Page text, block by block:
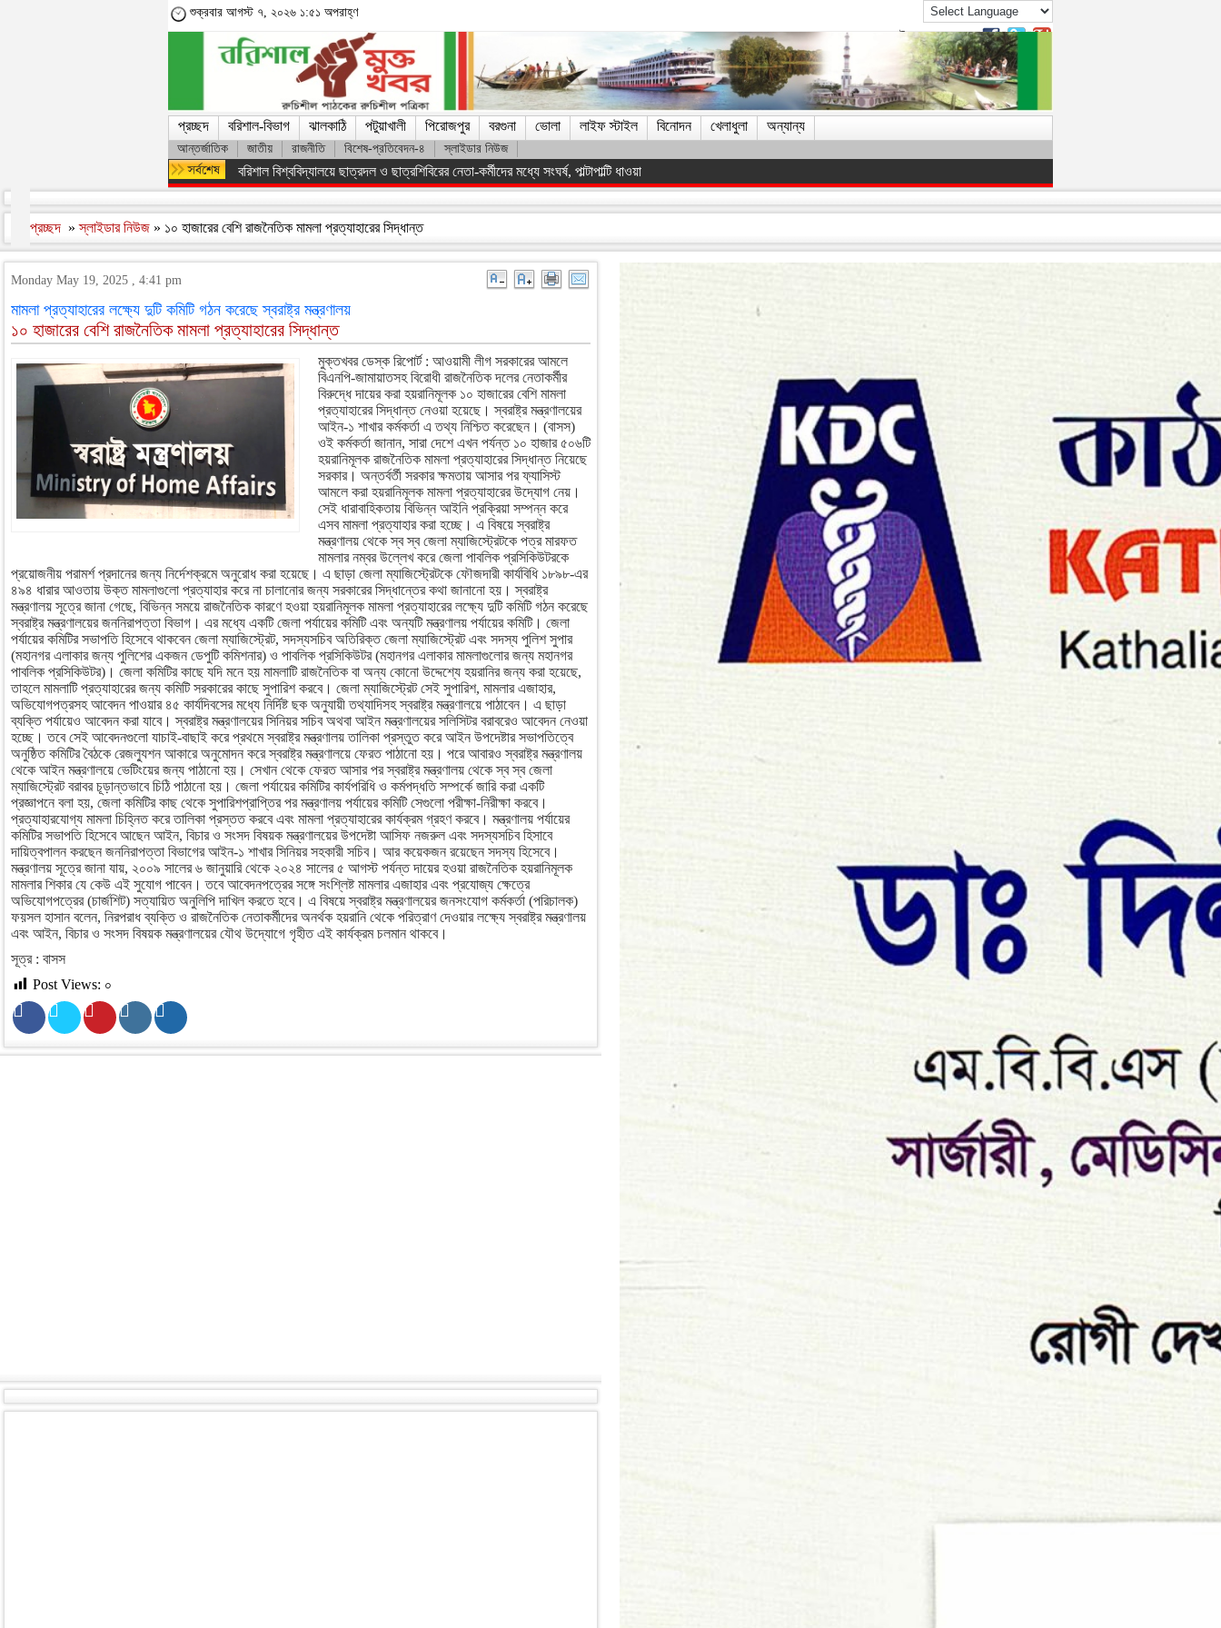
শুক্রবার আগস্ট ৭, ২০২৬ ১:৫১ অপরাহ্ণ
প্রচ্ছদ বরিশাল-বিভাগ ঝালকাঠি পটুয়াখালী পিরোজপুর বরগুনা ভোলা লাইফ স্টাইল বিনোদন খেলাধুলা অন্যান্য
আন্তর্জাতিক জাতীয় রাজনীতি বিশেষ-প্রতিবেদন-৪ স্লাইডার নিউজ
অসংখ্য শহিদের রক্তের বিনিময়ে ফ্যাসিস্ট সরকারকে হটানো সম্ভব হয়েছে : তথ্যমন্ত্রী
প্রচ্ছদ »স্লাইডার নিউজ » ১০ হাজারের বেশি রাজনৈতিক মামলা প্রত্যাহারের সিদ্ধান্ত
Monday May 19, 2025 , 4:41 pm
মামলা প্রত্যাহারের লক্ষ্যে দুটি কমিটি গঠন করেছে স্বরাষ্ট্র মন্ত্রণালয়
১০ হাজারের বেশি রাজনৈতিক মামলা প্রত্যাহারের সিদ্ধান্ত
মুক্তখবর ডেস্ক রিপোর্ট : আওয়ামী লীগ সরকারের আমলে
বিএনপি-জামায়াতসহ বিরোধী রাজনৈতিক দলের নেতাকর্মীর
বিরুদ্ধে দায়ের করা হয়রানিমূলক ১০ হাজারের বেশি মামলা
প্রত্যাহারের সিদ্ধান্ত নেওয়া হয়েছে। স্বরাষ্ট্র মন্ত্রণালয়ের
আইন-১ শাখার কর্মকর্তা এ তথ্য নিশ্চিত করেছেন। (বাসস)
ওই কর্মকর্তা জানান, সারা দেশে এখন পর্যন্ত ১০ হাজার ৫০৬টি
হয়রানিমূলক রাজনৈতিক মামলা প্রত্যাহারের সিদ্ধান্ত নিয়েছে
সরকার। অন্তর্বর্তী সরকার ক্ষমতায় আসার পর ফ্যাসিস্ট
আমলে করা হয়রানিমূলক মামলা প্রত্যাহারের উদ্যোগ নেয়।
সেই ধারাবাহিকতায় বিভিন্ন আইনি প্রক্রিয়া সম্পন্ন করে
এসব মামলা প্রত্যাহার করা হচ্ছে। এ বিষয়ে স্বরাষ্ট্র
মন্ত্রণালয় থেকে স্ব স্ব জেলা ম্যাজিস্ট্রেটকে পত্র মারফত
মামলার নম্বর উল্লেখ করে জেলা পাবলিক প্রসিকিউটরকে
প্রয়োজনীয় পরামর্শ প্রদানের জন্য নির্দেশক্রমে অনুরোধ করা হয়েছে। এ ছাড়া জেলা ম্যাজিস্ট্রেটকে ফৌজদারী কার্যবিধি ১৮৯৮-এর
৪৯৪ ধারার আওতায় উক্ত মামলাগুলো প্রত্যাহার করে না চালানোর জন্য সরকারের সিদ্ধান্তের কথা জানানো হয়। স্বরাষ্ট্র
মন্ত্রণালয় সূত্রে জানা গেছে, বিভিন্ন সময়ে রাজনৈতিক কারণে হওয়া হয়রানিমূলক মামলা প্রত্যাহারের লক্ষ্যে দুটি কমিটি গঠন করেছে
স্বরাষ্ট্র মন্ত্রণালয়ের জননিরাপত্তা বিভাগ। এর মধ্যে একটি জেলা পর্যায়ের কমিটি এবং অন্যটি মন্ত্রণালয় পর্যায়ের কমিটি। জেলা
পর্যায়ের কমিটির সভাপতি হিসেবে থাকবেন জেলা ম্যাজিস্ট্রেট, সদস্যসচিব অতিরিক্ত জেলা ম্যাজিস্ট্রেট এবং সদস্য পুলিশ সুপার
(মহানগর এলাকার জন্য পুলিশের একজন ডেপুটি কমিশনার) ও পাবলিক প্রসিকিউটর (মহানগর এলাকার মামলাগুলোর জন্য মহানগর
পাবলিক প্রসিকিউটর)। জেলা কমিটির কাছে যদি মনে হয় মামলাটি রাজনৈতিক বা অন্য কোনো উদ্দেশ্যে হয়রানির জন্য করা হয়েছে,
তাহলে মামলাটি প্রত্যাহারের জন্য কমিটি সরকারের কাছে সুপারিশ করবে। জেলা ম্যাজিস্ট্রেট সেই সুপারিশ, মামলার এজাহার,
অভিযোগপত্রসহ আবেদন পাওয়ার ৪৫ কার্যদিবসের মধ্যে নির্দিষ্ট ছক অনুযায়ী তথ্যাদিসহ স্বরাষ্ট্র মন্ত্রণালয়ে পাঠাবেন। এ ছাড়া
ব্যক্তি পর্যায়েও আবেদন করা যাবে। স্বরাষ্ট্র মন্ত্রণালয়ের সিনিয়র সচিব অথবা আইন মন্ত্রণালয়ের সলিসিটর বরাবরেও আবেদন নেওয়া
হচ্ছে। তবে সেই আবেদনগুলো যাচাই-বাছাই করে প্রথমে স্বরাষ্ট্র মন্ত্রণালয় তালিকা প্রস্তুত করে আইন উপদেষ্টার সভাপতিত্বে
অনুষ্ঠিত কমিটির বৈঠকে রেজল্যুশন আকারে অনুমোদন করে স্বরাষ্ট্র মন্ত্রণালয়ে ফেরত পাঠানো হয়। পরে আবারও স্বরাষ্ট্র মন্ত্রণালয়
থেকে আইন মন্ত্রণালয়ে ভেটিংয়ের জন্য পাঠানো হয়। সেখান থেকে ফেরত আসার পর স্বরাষ্ট্র মন্ত্রণালয় থেকে স্ব স্ব জেলা
ম্যাজিস্ট্রেট বরাবর চূড়ান্তভাবে চিঠি পাঠানো হয়। জেলা পর্যায়ের কমিটির কার্যপরিধি ও কর্মপদ্ধতি সম্পর্কে জারি করা একটি
প্রজ্ঞাপনে বলা হয়, জেলা কমিটির কাছ থেকে সুপারিশপ্রাপ্তির পর মন্ত্রণালয় পর্যায়ের কমিটি সেগুলো পরীক্ষা-নিরীক্ষা করবে।
প্রত্যাহারযোগ্য মামলা চিহ্নিত করে তালিকা প্রস্তত করবে এবং মামলা প্রত্যাহারের কার্যক্রম গ্রহণ করবে। মন্ত্রণালয় পর্যায়ের
কমিটির সভাপতি হিসেবে আছেন আইন, বিচার ও সংসদ বিষয়ক মন্ত্রণালয়ের উপদেষ্টা আসিফ নজরুল এবং সদস্যসচিব হিসাবে
দায়িত্বপালন করছেন জননিরাপত্তা বিভাগের আইন-১ শাখার সিনিয়র সহকারী সচিব। আর কয়েকজন রয়েছেন সদস্য হিসেবে।
মন্ত্রণালয় সূত্রে জানা যায়, ২০০৯ সালের ৬ জানুয়ারি থেকে ২০২৪ সালের ৫ আগস্ট পর্যন্ত দায়ের হওয়া রাজনৈতিক হয়রানিমূলক
মামলার শিকার যে কেউ এই সুযোগ পাবেন। তবে আবেদনপত্রের সঙ্গে সংশ্লিষ্ট মামলার এজাহার এবং প্রযোজ্য ক্ষেত্রে
অভিযোগপত্রের (চার্জশিট) সত্যায়িত অনুলিপি দাখিল করতে হবে। এ বিষয়ে স্বরাষ্ট্র মন্ত্রণালয়ের জনসংযোগ কর্মকর্তা (পরিচালক)
ফয়সল হাসান বলেন, নিরপরাধ ব্যক্তি ও রাজনৈতিক নেতাকর্মীদের অনর্থক হয়রানি থেকে পরিত্রাণ দেওয়ার লক্ষ্যে স্বরাষ্ট্র মন্ত্রণালয়
এবং আইন, বিচার ও সংসদ বিষয়ক মন্ত্রণালয়ের যৌথ উদ্যোগে গৃহীত এই কার্যক্রম চলমান থাকবে।
সূত্র : বাসস
Post Views: ০